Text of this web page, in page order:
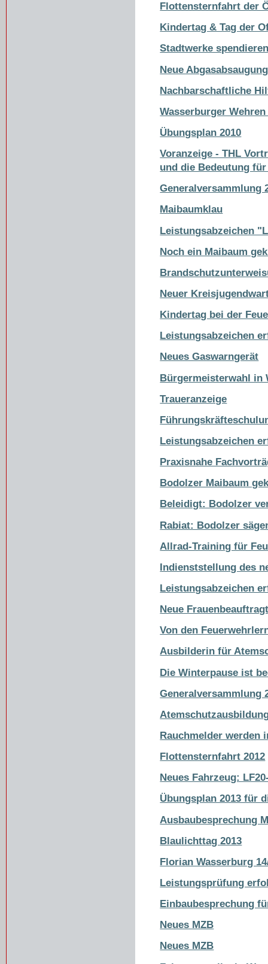
Flottensternfahrt der
Kindertag & Tag der
Stadtwerke
Neue Abgasabsaugung
Nachbarschaftliche
Wasserburger
Übungsplan 2010
Voranzeige - THL
und die Bedeutung
Generalversammlung
Maibaumklau
Leistungsabzeichen
Noch ein Maibaum
Neuer
Kindertag bei der
Leistungsabzeichen
Neues Gaswarngerät
Bürgermeisterwahl in
Traueranzeige
Leistungsabzeichen
Praxisnahe
Bodolzer Maibaum
Beleidigt: Bodolzer
Rabiat: Bodolzer
Allrad-Training für
Indienststellung des
Leistungsabzeichen
Neue
Von den
Ausbilderin für
Die Winterpause ist
Generalversammlung
Rauchmelder werden
Flottensternfahrt 2012
Neues Fahrzeug:
Übungsplan 2013 für
Ausbaubesprechung
Blaulichttag 2013
Florian Wasserburg
Leistungsprüfung
Einbaubesprechung
Neues MZB
Neues MZB